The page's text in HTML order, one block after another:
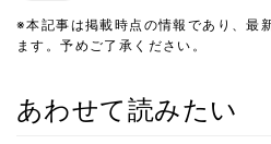
※本記事は掲載時点の情報であり、最
ます。予めご了承ください。
あわせて読みたい